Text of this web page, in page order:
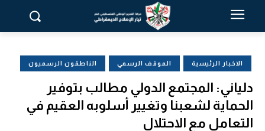
الاخبار الرئيسية الموقف الرسمي الناطقون الرسميون
دلياني: المجتمع الدولي مطالب بتوفير
الحماية لشعبنا وتغيير أسلوبه العقيم في
التعامل مع الاحتلال